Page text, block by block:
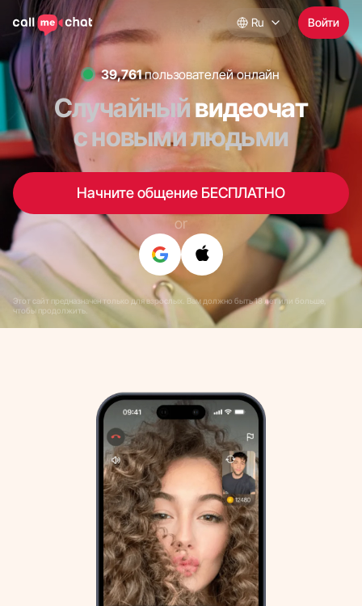
Ru Войти
39,724пользователей онлайн
Случайныйвидеочат
с новыми людьми
Начните общение БЕСПЛАТНО
or
Этот сайт предназначен только для взрослых. Вам должно быть 18 лет или больше,
чтобы продолжить.